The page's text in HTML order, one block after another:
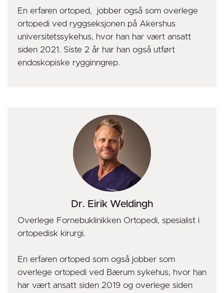
En erfaren ortoped, jobber også som overlege
ortopedi ved ryggseksjonen på Akershus
universitetssykehus, hvor han har vært ansatt
siden 2021. Siste 2 år har han også utført
endoskopiske rygginngrep.
Dr. Eirik Weldingh
Overlege Fornebuklinikken Ortopedi, spesialist i
ortopedisk kirurgi.
En erfaren ortoped som også jobber som
overlege ortopedi ved Bærum sykehus, hvor han
har vært ansatt siden 2019 og overlege siden